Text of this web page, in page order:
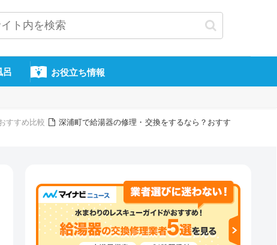
呂 お役立ち情報
すすめ比較
深浦町で給湯器の修理・交換をするなら？おすす